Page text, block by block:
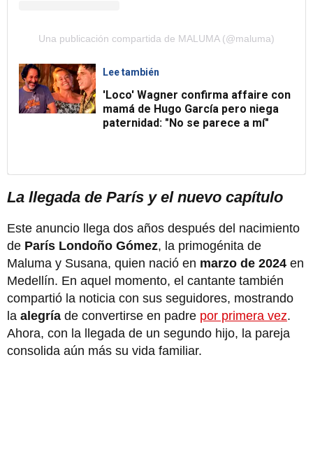
Una publicación compartida de MALUMA (@maluma)
Lee también
'Loco' Wagner confirma affaire con
mamá de Hugo García pero niega
paternidad: "No se parece a mí"
La llegada de París y el nuevo capítulo
Este anuncio llega dos años después del nacimiento
de París Londoño Gómez, la primogénita de
Maluma y Susana, quien nació en marzo de 2024 en
Medellín. En aquel momento, el cantante también
compartió la noticia con sus seguidores, mostrando
la alegría de convertirse en padre por primera vez.
Ahora, con la llegada de un segundo hijo, la pareja
consolida aún más su vida familiar.